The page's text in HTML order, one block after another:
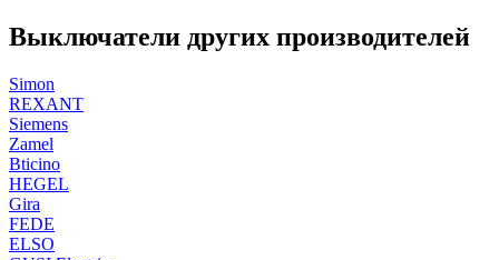
Выключатели других производителей
Simon
REXANT
Siemens
Zamel
Bticino
HEGEL
Gira
FEDE
ELSO